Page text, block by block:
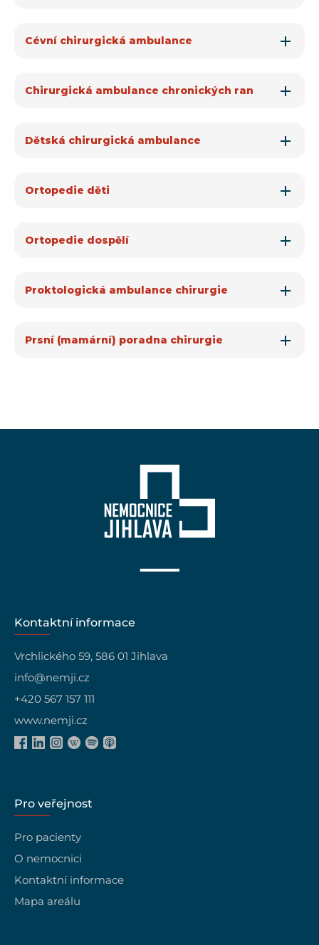
Cévní chirurgická ambulance
Chirurgická ambulance chronických ran
Dětská chirurgická ambulance
Ortopedie děti
Ortopedie dospělí
Proktologická ambulance chirurgie
Prsní (mamární) poradna chirurgie
Kontaktní informace
Vrchlického 59, 586 01 Jihlava
info@nemji.cz
+420 567 157 111
www.nemji.cz
Pro veřejnost
Pro pacienty
O nemocnici
Kontaktní informace
Mapa areálu